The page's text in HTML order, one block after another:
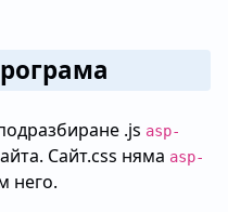
.js asp-
Сайт.css няма asp-
него.